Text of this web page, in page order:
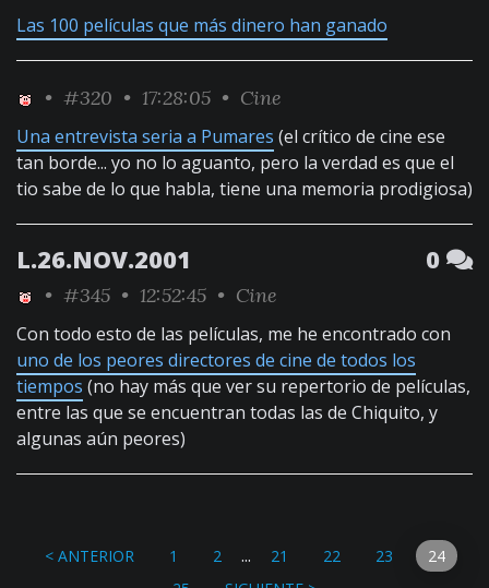
Las 100 películas que más dinero han ganado
• #320 • 17:28:05 • Cine
Una entrevista seria a Pumares (el crítico de cine ese
tan borde... yo no lo aguanto, pero la verdad es que el
tio sabe de lo que habla, tiene una memoria prodigiosa)
L.26.NOV.2001 0
• #345 • 12:52:45 • Cine
Con todo esto de las películas, me he encontrado con
uno de los peores directores de cine de todos los
tiempos (no hay más que ver su repertorio de películas,
entre las que se encuentran todas las de Chiquito, y
algunas aún peores)
< ANTERIOR 1 2 ... 21 22 23
24